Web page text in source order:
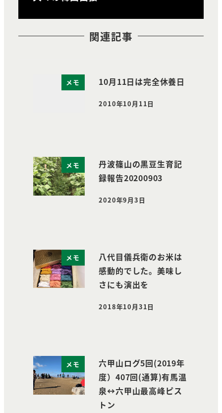
関連記事
メモ 10月11日は完全休養日
投稿日
2010年10月11日
メモ
丹波篠山の黒豆生育記
録報告20200903
投稿日
2020年9月3日
メモ
八代目儀兵衛のお米は
感動的でした。美味し
さにも演出を
投稿日
2018年10月31日
メモ
六甲山ログ5回(2019年
度）407回(通算)有馬温
泉↔️六甲山最高峰ピス
トン